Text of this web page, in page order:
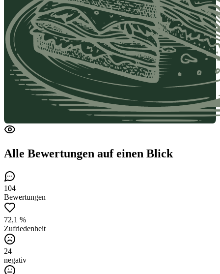
Alle Bewertungen auf einen Blick
104
Bewertungen
72,1 %
Zufriedenheit
24
negativ